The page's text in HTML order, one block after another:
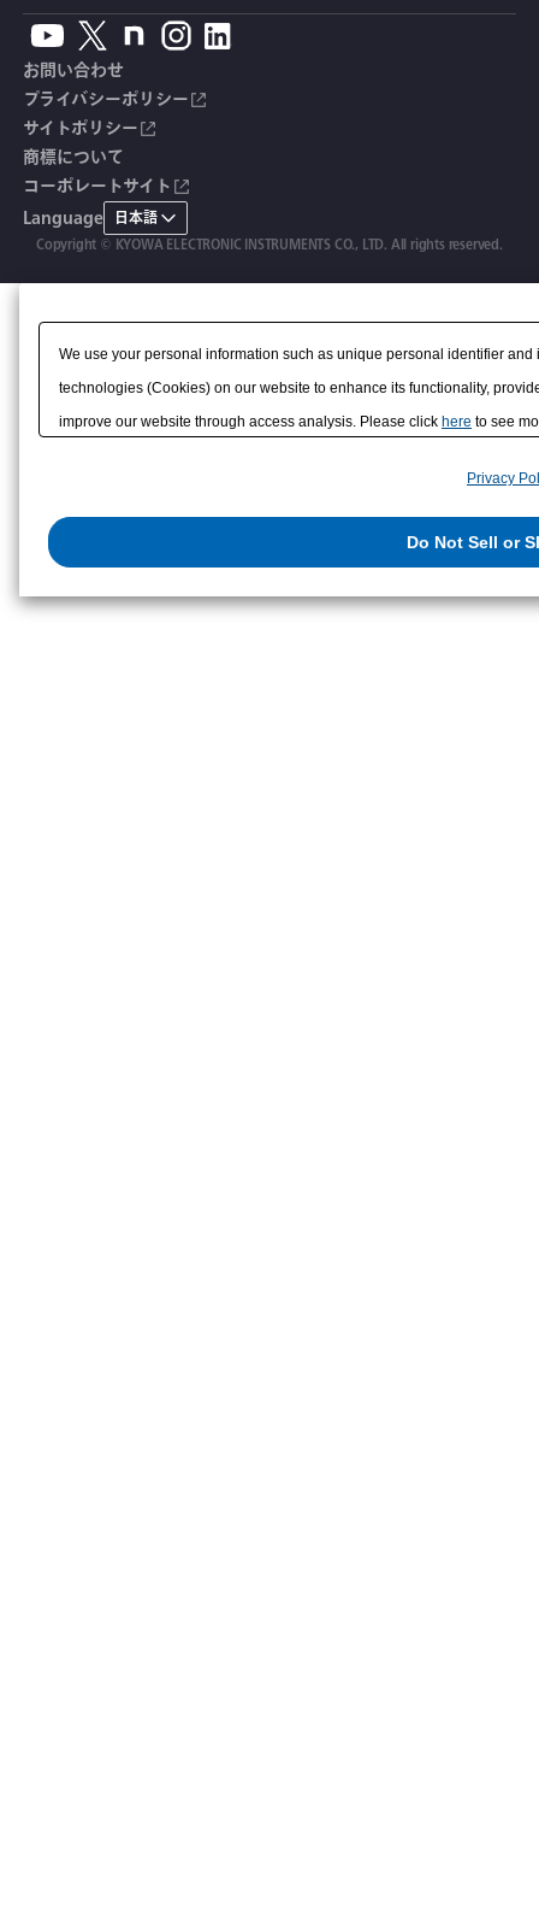
鉄筋計
沈下計
応力計
継目計
変位計
人体ダミー用センサ
自動車用計測システム
土木用計測システム
試験装置・システム
アクセサリ
製品・サービスTopics
オーダーメイド製品
生産終了製品
単位変換表
用語集
生産終了製品一覧
拠点情報
よくあるご質問
ソフトウェアバージョンアップ
総合カタログ
安全データシート（SDS）
CE適合品 受注・販売状況
共和技報
お問い合わせ
プライバシーポリシー
サイトポリシー
商標について
コーポレートサイト
Language 日本語
Copyright © KYOWA ELECTRONIC INSTRUMENTS CO., LTD. All rights reserved.
We use your personal information such as unique personal identifier
technologies (Cookies) on our website to enhance its functionality,
improve our website through access analysis. Please click here to see
them or that they have collected from your use of their services or
us on the internet. You have the right to opt out of sale or share of your
Privacy
Do Not Sell or